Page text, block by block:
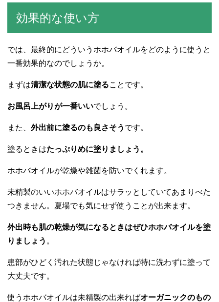
効果的な使い方
では、最終的にどういうホホバオイルをどのように使うと
一番効果的なのでしょうか。
まずは清潔な状態の肌に塗ることです。
お風呂上がりが一番いいでしょう。
また、 外出前に塗るのも良さそう です。
塗るときはたっぷりめに塗りましょう。
ホホバオイルが乾燥や雑菌を防いでくれます。
未精製のいいホホバオイルはサラッとしていてあまりべた
つきません。夏場でも気にせず使うことが出来ます。
外出時も肌の乾燥が気になるときはぜひホホバオイルを塗
りましょう 。
患部がひどく汚れた状態じゃなければ特に洗わずに塗って
大丈夫です。
使うホホバオイルは未精製の出来ればオーガニックのもの